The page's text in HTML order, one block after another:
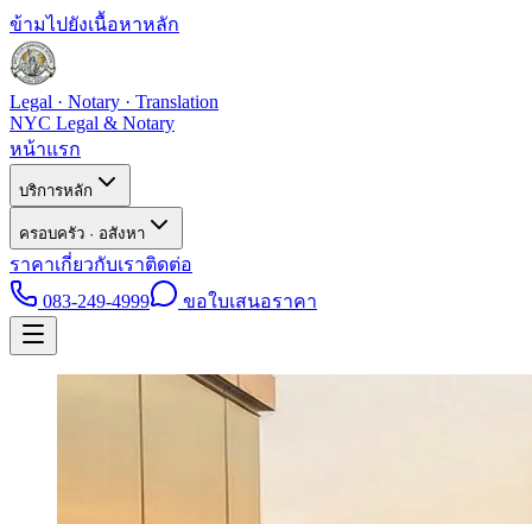
ข้ามไปยังเนื้อหาหลัก
Legal · Notary · Translation
NYC Legal & Notary
หน้าแรก
บริการหลัก
ครอบครัว · อสังหา
ราคาเกี่ยวกับเราติดต่อ
083-249-4999
ขอใบเสนอราคา